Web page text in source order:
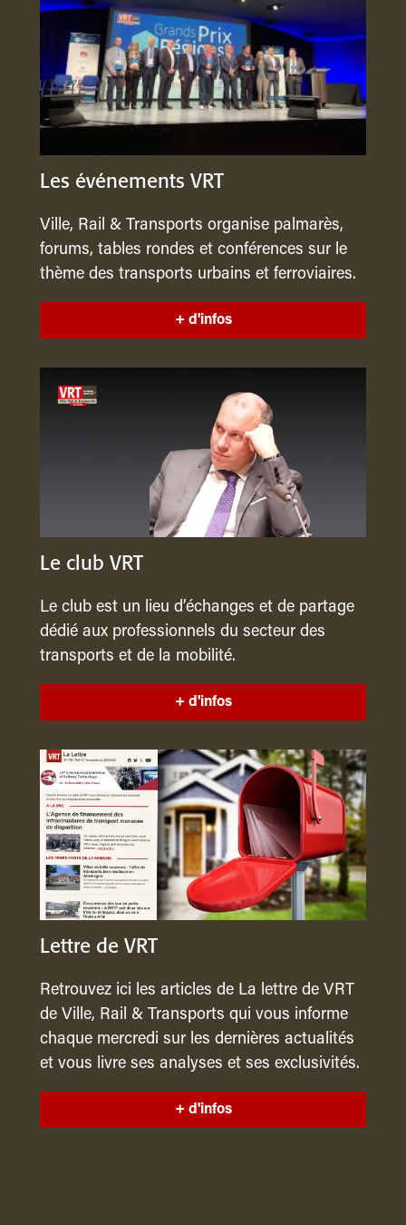
Les événements VRT
Ville, Rail & Transports organise palmarès,
forums, tables rondes et conférences sur le
thème des transports urbains et ferroviaires.
+ d'infos
Le club VRT
Le club est un lieu d’échanges et de partage
dédié aux professionnels du secteur des
transports et de la mobilité.
+ d'infos
Lettre de VRT
Retrouvez ici les articles de La lettre de VRT
de Ville, Rail & Transports qui vous informe
chaque mercredi sur les dernières actualités
et vous livre ses analyses et ses exclusivités.
+ d'infos